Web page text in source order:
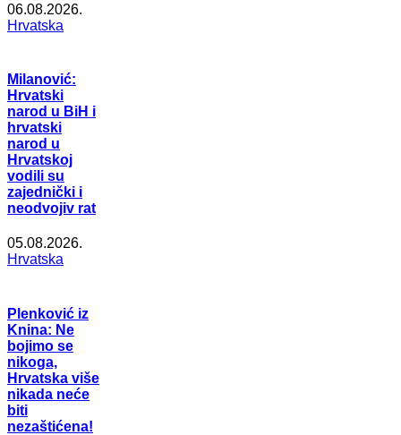
06.08.2026.
Hrvatska
Milanović:
Hrvatski
narod u BiH i
hrvatski
narod u
Hrvatskoj
vodili su
zajednički i
neodvojiv rat
05.08.2026.
Hrvatska
Plenković iz
Knina: Ne
bojimo se
nikoga,
Hrvatska više
nikada neće
biti
nezaštićena!